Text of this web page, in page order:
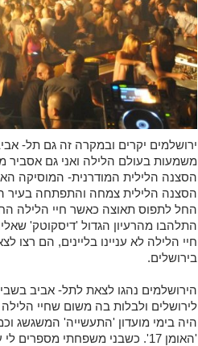
ירושלמים יקרים ובמקרה זה גם תל-
משמעות בעולם הלילה ואני גם אסביר
הסצנה הלילית המודרנית- המוסיקה
הסצנה הלילית צמחה והתפתחה בעיר
החל לתפוס תאוצה כאשר חיי הלילה
התלהבו מהרעיון הגדול 'דיסקוטק'
חיי הלילה לא עניינו בליינים, הם רצו
בירושלים.
הירושלמים נהגו לצאת לתל- אביב
לירושלים ולבלות בה משום שחיי
היה בימי מועדון 'התעשייה' המשגשג
'האומן 17'. כשבני משפחתי